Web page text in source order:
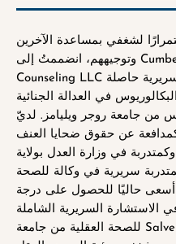
لشغفي بمساعدة الآخرين
وتوجيههم، انضممتُ إلى Cumberland
Counseling LLC كمتدربة سريرية حاصلة
في العدالة الجنائية
من جامعة روجر ويليامز. لديّ
عن حقوق ضحايا العنف
في وزارة العدل بولاية
سريرية في وكالة للصحة
أسعى حاليًا للحصول على درجة
الاستشارة السريرية الشاملة
للصحة العقلية من جامعة Salve Regina